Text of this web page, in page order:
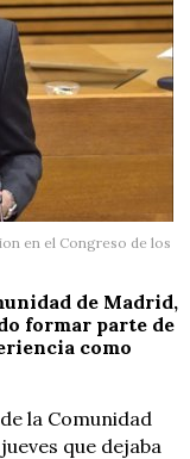
en el Congreso de los
de Madrid,
formar parte de
como
la Comunidad
que dejaba